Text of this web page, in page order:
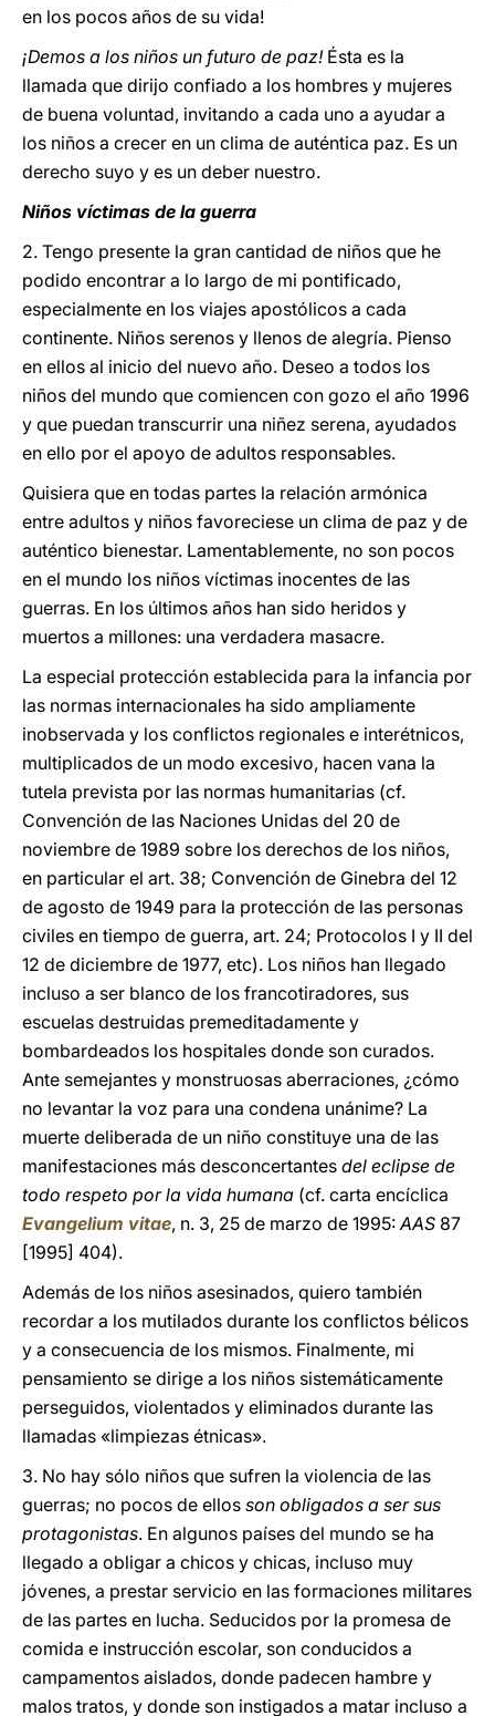
en los pocos años de su vida!
¡Demos a los niños un futuro de paz!Ésta es la
llamada que dirijo confiado a los hombres y mujeres
de buena voluntad, invitando a cada uno a ayudar a
los niños a crecer en un clima de auténtica paz. Es un
derecho suyo y es un deber nuestro.
Niños víctimas de la guerra
2. Tengo presente la gran cantidad de niños que he
podido encontrar a lo largo de mi pontificado,
especialmente en los viajes apostólicos a cada
continente. Niños serenos y llenos de alegría. Pienso
en ellos al inicio del nuevo año. Deseo a todos los
niños del mundo que comiencen con gozo el año 1996
y que puedan transcurrir una niñez serena, ayudados
en ello por el apoyo de adultos responsables.
Quisiera que en todas partes la relación armónica
entre adultos y niños favoreciese un clima de paz y de
auténtico bienestar. Lamentablemente, no son pocos
en el mundo los niños víctimas inocentes de las
guerras. En los últimos años han sido heridos y
muertos a millones: una verdadera masacre.
La especial protección establecida para la infancia por
las normas internacionales ha sido ampliamente
inobservada y los conflictos regionales e interétnicos,
multiplicados de un modo excesivo, hacen vana la
tutela prevista por las normas humanitarias (cf.
Convención de las Naciones Unidas del 20 de
noviembre de 1989 sobre los derechos de los niños,
en particular el art. 38; Convención de Ginebra del 12
de agosto de 1949 para la protección de las personas
civiles en tiempo de guerra, art. 24; Protocolos I y II del
12 de diciembre de 1977, etc). Los niños han llegado
incluso a ser blanco de los francotiradores, sus
escuelas destruidas premeditadamente y
bombardeados los hospitales donde son curados.
Ante semejantes y monstruosas aberraciones, ¿cómo
no levantar la voz para una condena unánime? La
muerte deliberada de un niño constituye una de las
manifestaciones más desconcertantes del eclipse de
todo respeto por la vida humana (cf. carta encíclica
Evangelium vitae, n. 3, 25 de marzo de 1995:AAS 87
[1995] 404).
Además de los niños asesinados, quiero también
recordar a los mutilados durante los conflictos bélicos
y a consecuencia de los mismos. Finalmente, mi
pensamiento se dirige a los niños sistemáticamente
perseguidos, violentados y eliminados durante las
llamadas «limpiezas étnicas».
3. No hay sólo niños que sufren la violencia de las
guerras; no pocos de ellos son obligados a ser sus
protagonistas. En algunos países del mundo se ha
llegado a obligar a chicos y chicas, incluso muy
jóvenes, a prestar servicio en las formaciones militares
de las partes en lucha. Seducidos por la promesa de
comida e instrucción escolar, son conducidos a
campamentos aislados, donde padecen hambre y
malos tratos, y donde son instigados a matar incluso a